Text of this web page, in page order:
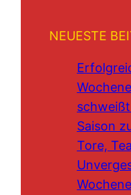
NEUESTE
Saison
Tore,